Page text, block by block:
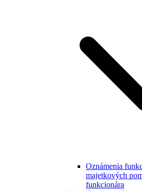
Oznámenia
majetkových
funkcionára